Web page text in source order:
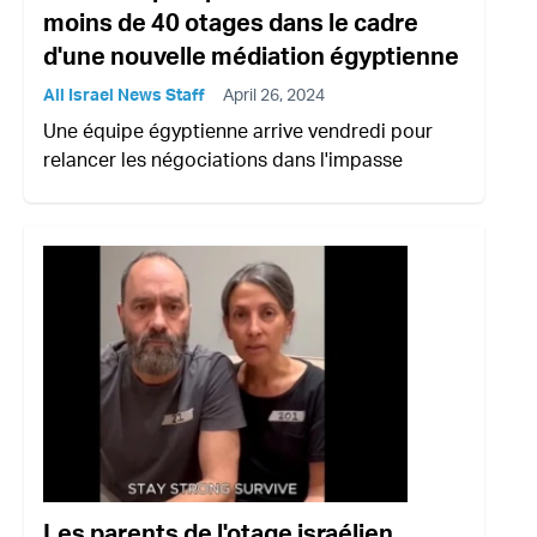
moins de 40 otages dans le cadre
d'une nouvelle médiation égyptienne
All Israel News Staff April 26, 2024
Une équipe égyptienne arrive vendredi pour
relancer les négociations dans l'impasse